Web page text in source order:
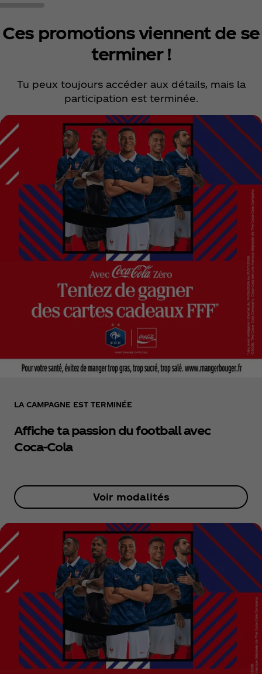
Ces promotions viennent de se
terminer !
Tu peux toujours accéder aux détails, mais la
participation est terminée.
LA CAMPAGNE EST TERMINÉE
Affiche ta passion du football avec
Coca‑Cola
Voir modalités